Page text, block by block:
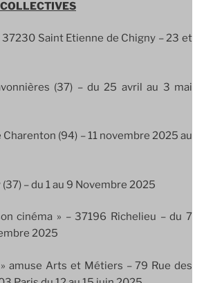
37230 Saint Etienne de Chigny – 23 et
(37) – du 25 avril au 3 mai
(94) – 11 novembre 2025 au
– du 1 au 9 Novembre 2025
cinéma » – 37196 Richelieu – du 7
2025
amuse Arts et Métiers – 79 Rue des